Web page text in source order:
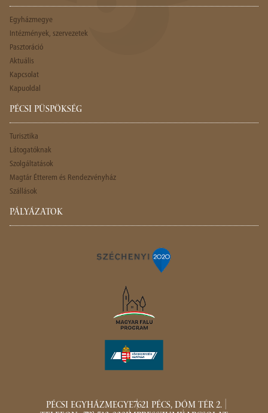
Egyházmegye
Intézmények, szervezetek
Pasztoráció
Aktuális
Kapcsolat
Kapuoldal
PÉCSI PÜSPÖKSÉG
Turisztika
Látogatóknak
Szolgáltatások
Magtár Étterem és Rendezvényház
Szállások
PÁLYÁZATOK
PÉCSI EGYHÁZMEGYE7621 PÉCS, DÓM TÉR 2.